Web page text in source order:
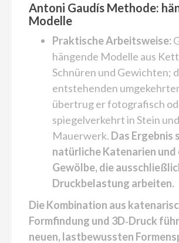
Antoni Gaudís Methode:
Modelle
Praktische Arbeitsweise:
hängende Modelle aus
Schnüren und Gewichten;
entstehenden
übertrug er fotografisch
spiegelverkehrt in Stein und
Mauerwerk. Das Ergebnis
natürliche Katenarien und
Gewölbe, die
Druckbelastung arbeiten.
Die Kombination aus
Formfindung und 3D‑Druck
neuen, lastbewussten